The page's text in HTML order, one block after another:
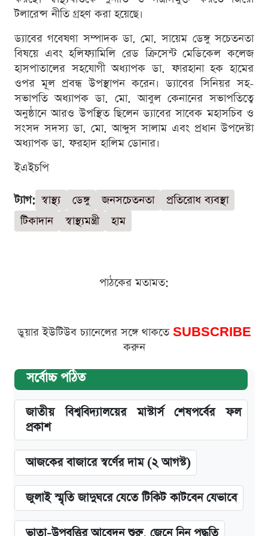
টলারেন্স নীতি গ্রহণ করা হয়েছে।
ড্যাবের গবেষণা সম্পাদক ডা. মো. সায়েম ডেঙ্গু সচেতনতা
বিষয়ে এবং হলিফ্যামিলি রেড ক্রিসেন্ট মেডিকেল কলেজ
হাসপাতালের সহযোগী অধ্যাপক ডা. ফারহানা হক হামের
ওপর মূল প্রবন্ধ উপস্থাপন করেন। ড্যাবের সিনিয়র সহ-
সভাপতি অধ্যাপক ডা. মো. আবুল কেনানের সভাপতিত্বে
অনুষ্ঠানে আরও উপস্থিত ছিলেন ড্যাবের সাবেক মহাসচিব ও
সংসদ সদস্য ডা. মো. আব্দুস সালাম এবং প্রধান উপদেষ্টা
অধ্যাপক ডা. ফরহাদ হালিম ডোনার।
ইএইচপি
ট্যাগ: স্বাস্থ্য ডেঙ্গু জনসচেতনতা
প্রতিরোধ ব্যবস্থা
টিকাদান
স্বাস্থ্যমন্ত্রী হাম
পাঠকের মতামত:
ডুয়ার ইউটিউব চ্যানেলের সঙ্গে থাকতে SUBSCRIBE
করুন
সর্বোচ্চ পঠিত
জাতীয় বিশ্ববিদ্যালয়ের মাস্টার্স শেষপর্বের ফল
প্রকাশ
আজকের বাজারে স্বর্ণের দাম (২ আগস্ট)
জুলাই স্মৃতি জাদুঘরে যেতে টিকিট কাটবেন যেভাবে